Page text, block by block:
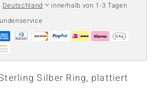
Deutschland
innerhalb von 1-3 Tagen
Silber Ring, plattiert